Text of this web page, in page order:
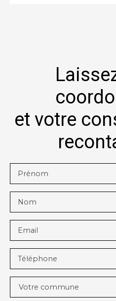
et votre
Prénom
Nom
Email
Téléphone
Votre commune